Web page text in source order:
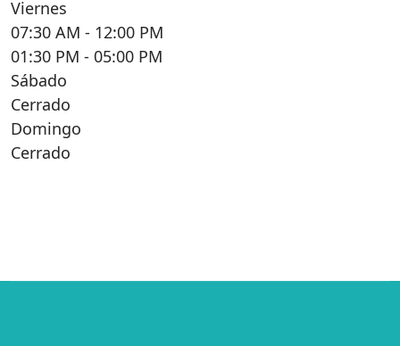
Viernes
07:30 AM - 12:00 PM
01:30 PM - 05:00 PM
Sábado
Cerrado
Domingo
Cerrado